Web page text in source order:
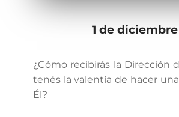
1 de diciembre
¿Cómo recibirás la Dirección
tenés la valentía de hacer
Él?